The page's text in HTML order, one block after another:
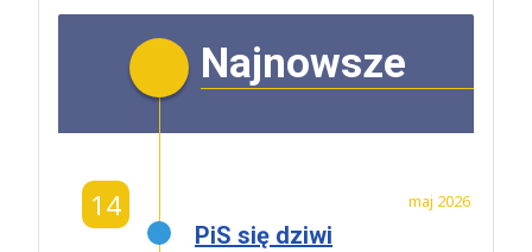
Najnowsze
14 maj 2026
PiS się dziwi